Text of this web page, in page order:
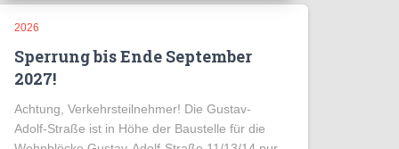
2026
Sperrung bis Ende September
2027!
Achtung, Verkehrsteilnehmer! Die Gustav-
Adolf-Straße ist in Höhe der Baustelle für die